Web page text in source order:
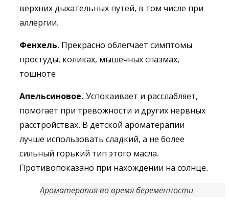
верхних дыхательных путей, в том числе при
аллергии.
Фенхель. Прекрасно облегчает симптомы
простуды, коликах, мышечных спазмах,
тошноте
Апельсиновое. Успокаивает и расслабляет,
помогает при тревожности и других нервных
расстройствах. В детской ароматерапии
лучше использовать сладкий, а не более
сильный горький тип этого масла.
Противопоказано при нахождении на солнце.
Ароматерапия во время беременности